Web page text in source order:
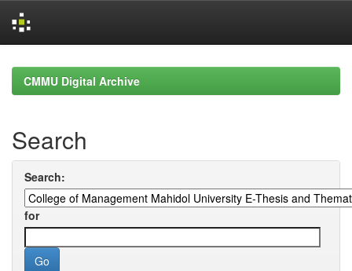
navigationCMMU Digital Archive
Search
Search:
for